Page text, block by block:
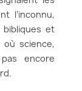
l’inconnu,
et
science,
encore